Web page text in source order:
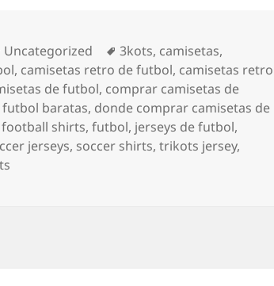
Categorías
Uncategorized Etiquetas
3kots, camisetas,
, camisetas retro de futbol, camisetas retro
de futbol, comprar camisetas de
baratas, donde comprar camisetas de
football shirts,futbol, jerseys de futbol,
jerseys, soccer shirts,trikots jersey,